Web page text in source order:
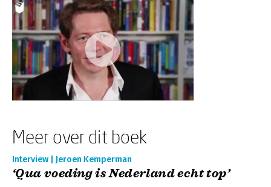
Meer over dit boek
Interview | Jeroen Kemperman
‘Qua voeding is Nederland echt top’